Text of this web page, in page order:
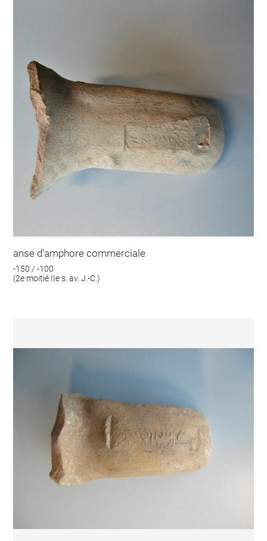
anse d'amphore commerciale
-150 / -100
(2e moitié IIe s. av. J.-C.)